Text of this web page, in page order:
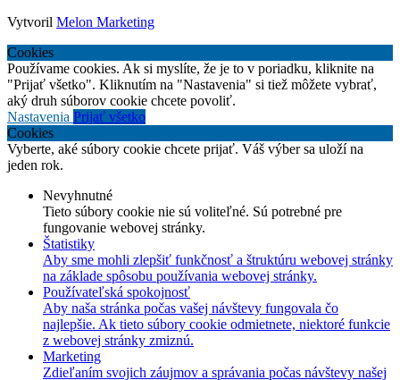
Vytvoril Melon Marketing
Cookies
Používame cookies. Ak si myslíte, že je to v poriadku, kliknite na
"Prijať všetko". Kliknutím na "Nastavenia" si tiež môžete vybrať,
aký druh súborov cookie chcete povoliť.
Nastavenia Prijať všetko
Cookies
Vyberte, aké súbory cookie chcete prijať. Váš výber sa uloží na
jeden rok.
Nevyhnutné
Tieto súbory cookie nie sú voliteľné. Sú potrebné pre
fungovanie webovej stránky.
Štatistiky
Aby sme mohli zlepšiť funkčnosť a štruktúru webovej stránky
na základe spôsobu používania webovej stránky.
Používateľská spokojnosť
Aby naša stránka počas vašej návštevy fungovala čo
najlepšie. Ak tieto súbory cookie odmietnete, niektoré funkcie
z webovej stránky zmiznú.
Marketing
Zdieľaním svojich záujmov a správania počas návštevy našej